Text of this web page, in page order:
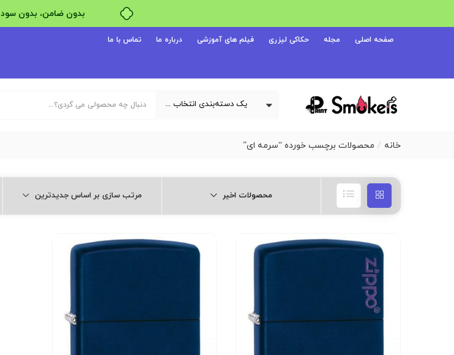
بدون ضامن، بدون سود
صفحه اصلی مجله حکاکی لیزری فیلم های آموزشی درباره ما تماس با ما
یک دسته‌بندی انتخاب کنید
خانه محصولات برچسب خورده “سرمه ای”
محصولات اخیر مرتب سازی بر اساس جدیدترین